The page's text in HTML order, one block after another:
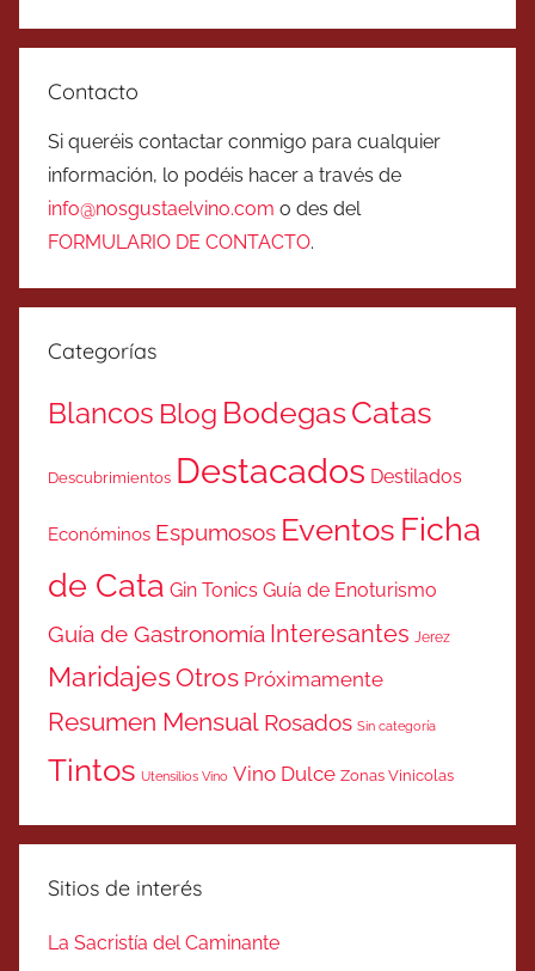
Contacto
Si queréis contactar conmigo para cualquier
información, lo podéis hacer a través de
info@nosgustaelvino.com o des del
FORMULARIO DE CONTACTO.
Categorías
Blancos Blog BodegasCatas
Descubrimientos Destacados Destilados
Económinos Espumosos Eventos Ficha
de Cata Gin Tonics Guía de Enoturismo
Guía de Gastronomía Interesantes Jerez
MaridajesOtros Próximamente
Resumen Mensual Rosados Sin categoría
Tintos Utensilios Vino Vino Dulce Zonas Vinicolas
Sitios de interés
La Sacristía del Caminante